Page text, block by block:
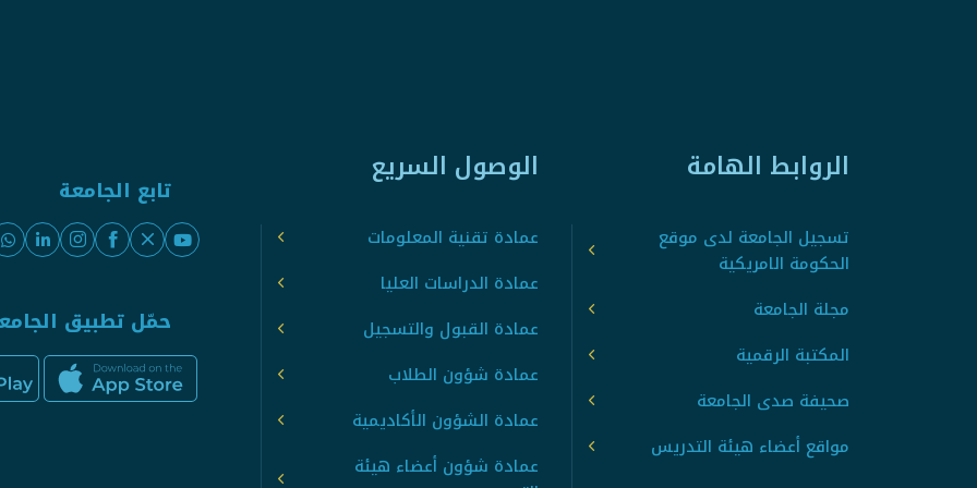
الروابط الهامة
تسجيل الجامعة لدى موقع
الحكومة الامريكية
مجلة الجامعة
المكتبة الرقمية
صحيفة صدى الجامعة
مواقع أعضاء هيئة التدريس
الوصول السريع
عمادة تقنية المعلومات
عمادة الدراسات العليا
عمادة القبول والتسجيل
عمادة شؤون الطلاب
عمادة الشؤون الأكاديمية
عمادة شؤون أعضاء هيئة
تابع الجامعة
حمّل تطبيق